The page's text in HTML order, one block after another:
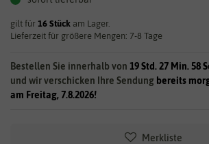
gilt für 16 Stück am Lager.
Lieferzeit für größere Mengen: 7-8 Tage
Bestellen Sie innerhalb von 19 Std. 27 Min. 58
und wir verschicken Ihre Sendung bereits
am Freitag, 7.8.2026!
Merkliste